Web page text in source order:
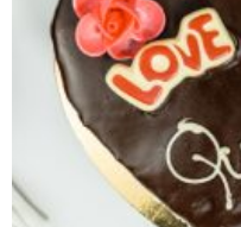
opciones
pueden
la
página